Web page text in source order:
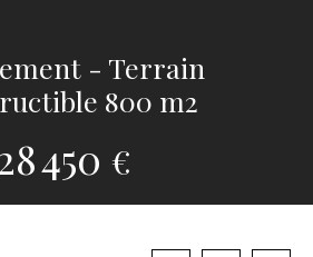
- Terrain
800 m2
450 €